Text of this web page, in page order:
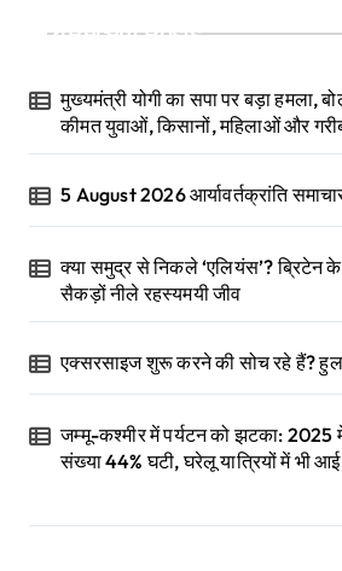
Recent Posts
मुख्यमंत्री योगी का सपा पर बड़ा हमला,
कीमत युवाओं, किसानों, महिलाओं और
5 August 2026 आर्यावर्तक्रांति
क्या समुद्र से निकले ‘एलियंस’? ब्रिटेन
सैकड़ों नीले रहस्यमयी जीव
एक्सरसाइज शुरू करने की सोच रहे हैं?
जम्मू-कश्मीर में पर्यटन को झटका: 2025 में
संख्या 44% घटी, घरेलू यात्रियों में भी